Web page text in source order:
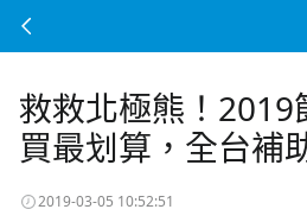
救救北極熊！2019
買最划算，全台補
2019-03-05 10:52:51